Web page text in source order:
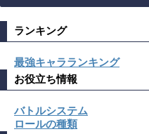
ランキング
最強キャラランキング
お役立ち情報
バトルシステム
ロールの種類